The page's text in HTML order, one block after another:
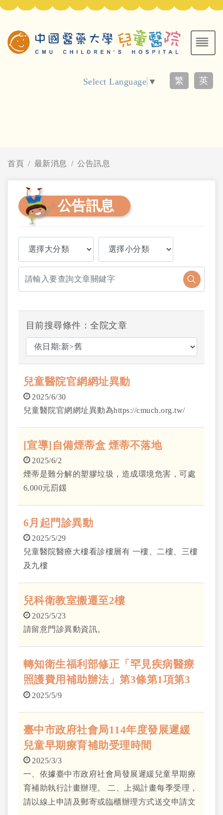
Select Language ▼ 繁 英
首頁 最新消息 公告訊息
公告訊息
目前搜尋條件：全院文章
兒童醫院官網網址異動
2025/6/30
兒童醫院官網網址異動為https://cmuch.org.tw/
[宣導]自備煙蒂盒 煙蒂不落地
2025/6/2
煙蒂是難分解的塑膠垃圾，造成環境危害，可處
6,000元罰鍰
6月起門診異動
2025/5/29
兒童醫院醫療大樓看診樓層有 一樓、二樓、三樓
及九樓
兒科衛教室搬遷至2樓
2025/5/23
請留意門診異動資訊。
轉知衛生福利部修正「罕見疾病醫療
照護費用補助辦法」第3條第1項第3
款所稱確診疑似罕見疾病之檢驗費用
之「罕見疾病國內確診檢驗項目及費
用」
2025/5/9
臺中市政府社會局114年度發展遲緩
兒童早期療育補助受理時間
2025/3/3
一、依據臺中市政府社會局發展遲緩兒童早期療
育補助執行計畫辦理。 二、上揭計畫每季受理，
請以線上申請及郵寄或臨櫃辦理方式送交申請文